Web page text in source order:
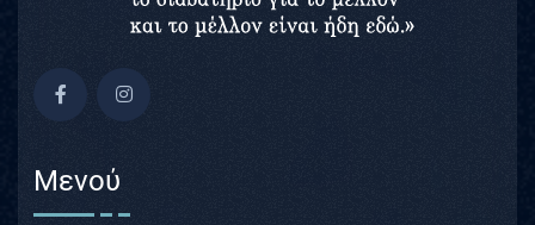
Μενού